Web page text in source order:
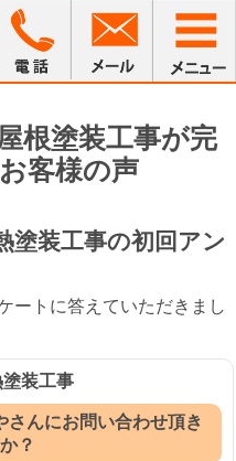
根塗装工事が完
客様の声
塗装工事の初回アン
ートに答えていただきまし
装工事
さんにお問い合わせ頂き
？